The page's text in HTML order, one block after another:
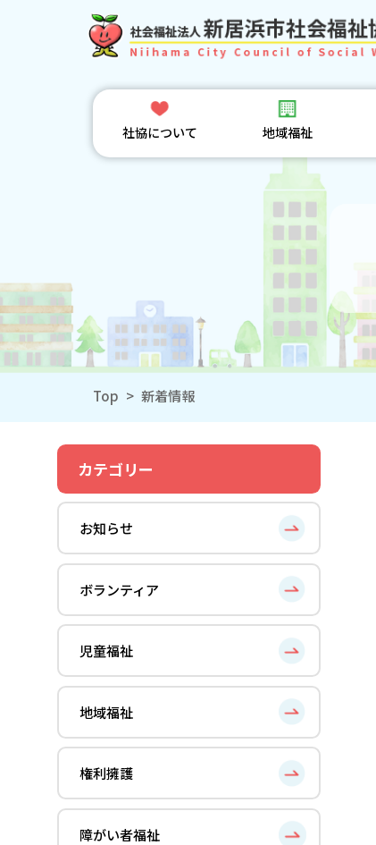
社協について 地域福祉
Top > 新着情報
カテゴリー
お知らせ
ボランティア
児童福祉
地域福祉
権利擁護
障がい者福祉